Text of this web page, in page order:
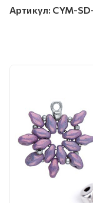
Артикул: CYM-